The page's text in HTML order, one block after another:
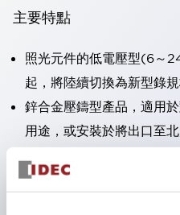
主要特點
照光元件的低電壓型(6～
起，將陸續切換為新型錄規
鋅合金壓鑄型產品，適用
用途，或安裝於將出口至
採用HW-U 型接點塊，該
絲彈升端子構造且對應